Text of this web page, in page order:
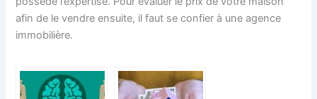
afin de le vendre ensuite, il faut se confier à une agence
immobilière.